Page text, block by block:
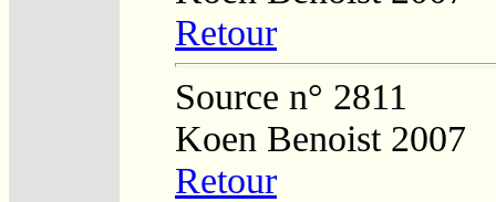
Retour
Source n° 2811
Koen Benoist 2007
Retour